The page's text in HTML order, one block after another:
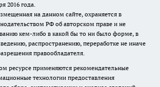
2016 года.
на данном сайте, охраняется в
РФ об авторском праве и не
кем-либо в какой бы то ни было форме, в
распространению, переработке не иначе
правообладателя.
ресурсе применяются рекомендательные
технологии предоставления